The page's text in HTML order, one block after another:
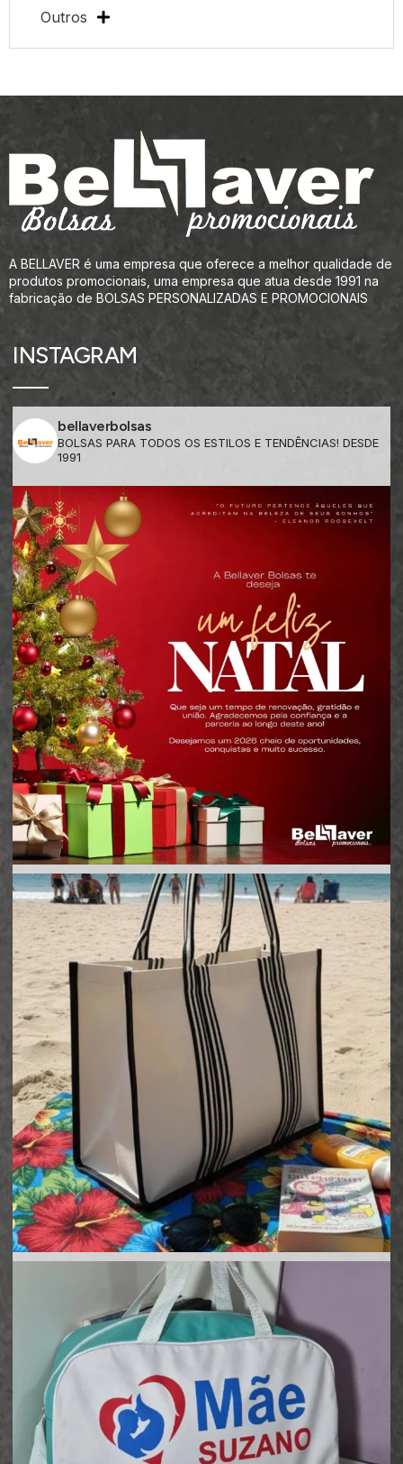
Outros
A BELLAVER é uma empresa que oferece a melhor qualidade de
produtos promocionais, uma empresa que atua desde 1991 na
fabricação de BOLSAS PERSONALIZADAS E PROMOCIONAIS
INSTAGRAM
bellaverbolsas
BOLSAS PARA TODOS OS ESTILOS E TENDÊNCIAS! DESDE
1991